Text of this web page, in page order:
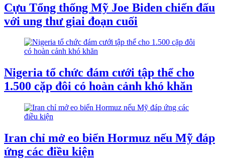
Cựu Tổng thống Mỹ Joe Biden chiến đấu
với ung thư giai đoạn cuối
Nigeria tổ chức đám cưới tập thể cho
1.500 cặp đôi có hoàn cảnh khó khăn
Iran chỉ mở eo biển Hormuz nếu Mỹ đáp
ứng các điều kiện